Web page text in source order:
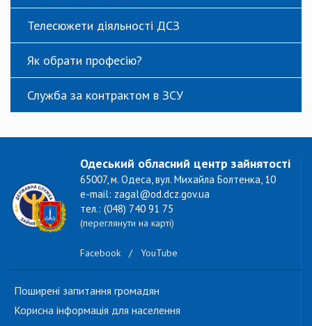
Телесюжети діяльності ДСЗ
Як обрати професію?
Служба за контрактом в ЗСУ
Одеський обласний центр зайнятості
65007, м. Одеса, вул. Михайла Болтенка, 10
e-mail: zagal@od.dcz.gov.ua
тел.: (048) 740 91 75
(переглянути на карті)
Facebook / YouTube
Поширені запитання громадян
Корисна інформація для населення